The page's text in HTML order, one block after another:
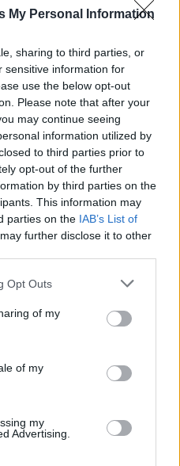
My Personal Information
sharing to third parties, or
sensitive information for
use the below opt-out
Please note that after your
may continue seeing
information utilized by
to third parties prior to
opt-out of the further
by third parties on the
This information may
parties on the IAB’s List of
further disclose it to other
Opt Outs
of my
of my
my
Advertising.
vai até 2027 e deve ser forte –
já estão em fase “El Niño” e